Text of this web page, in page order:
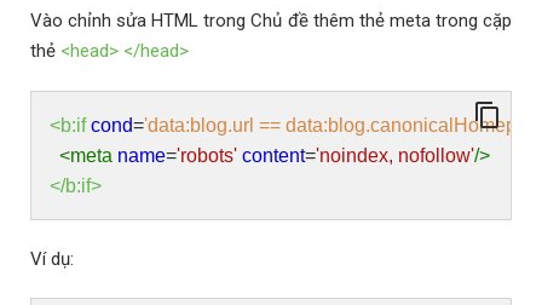
Vào chỉnh sửa HTML trong Chủ đề thêm thẻ meta trong cặp
thẻ <head> </head>
<b:if cond='data:blog.url ==
<meta name='robots' content='noindex, nofollow'/>
</b:if>
Ví dụ: